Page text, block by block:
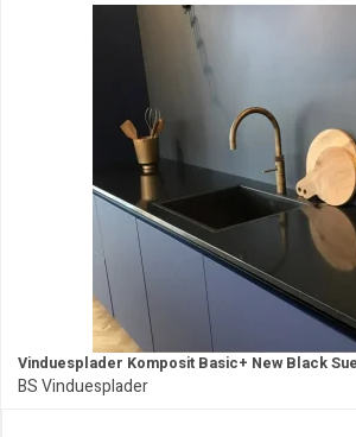
Vinduesplader Komposit Basic+ New Black
BS Vinduesplader